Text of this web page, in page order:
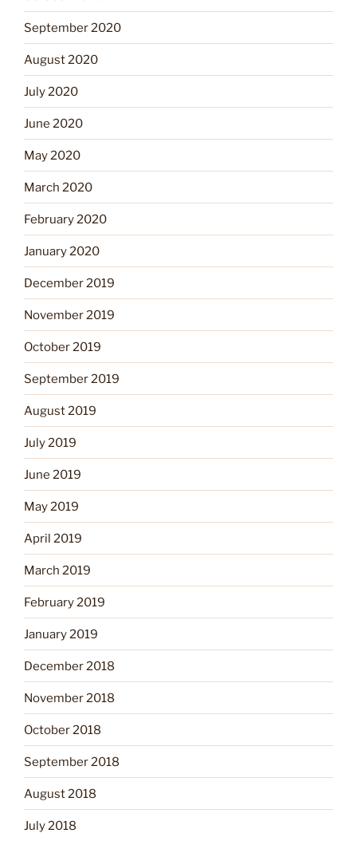
September 2020
August 2020
July 2020
June 2020
May 2020
March 2020
February 2020
January 2020
December 2019
November 2019
October 2019
September 2019
August 2019
July 2019
June 2019
May 2019
April 2019
March 2019
February 2019
January 2019
December 2018
November 2018
October 2018
September 2018
August 2018
July 2018